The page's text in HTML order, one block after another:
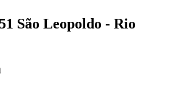
São Leopoldo - Rio